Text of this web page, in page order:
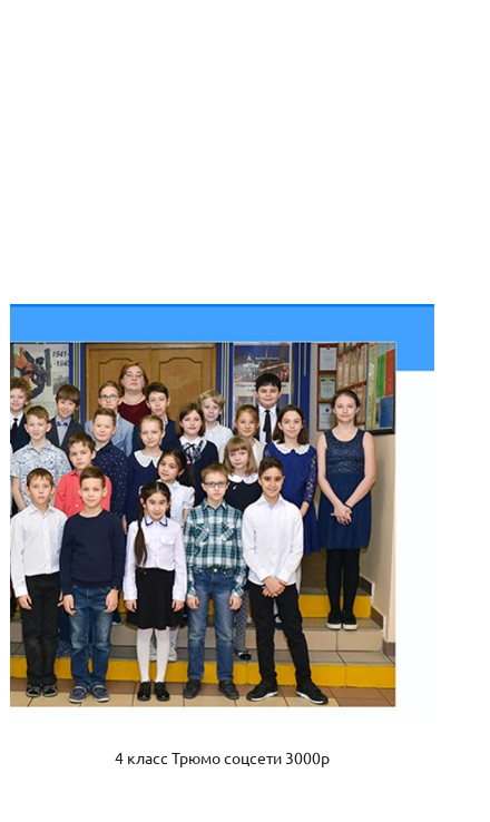
4 класс Трюмо соцсети 3000р